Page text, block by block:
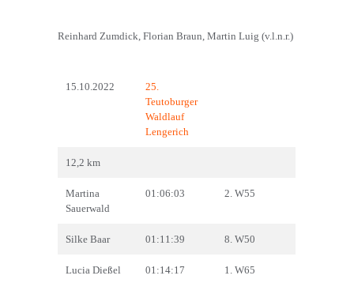
Reinhard Zumdick, Florian Braun, Martin Luig (v.l.n.r.)
15.10.2022
25.
Teutoburger
Waldlauf
Lengerich
12,2 km
Martina
Sauerwald
01:06:03 2. W55
Silke Baar 01:11:39 8. W50
Lucia Dießel 01:14:17 1. W65